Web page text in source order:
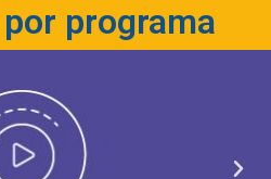
programa